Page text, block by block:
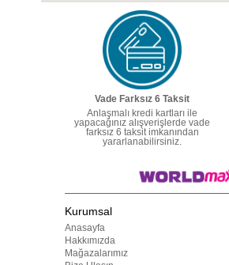
Vade Farksız 6 Taksit
Anlaşmalı kredi kartları ile
yapacağınız alışverişlerde vade
farksız 6 taksit imkanından
yararlanabilirsiniz.
Kurumsal
Anasayfa
Hakkımızda
Mağazalarımız